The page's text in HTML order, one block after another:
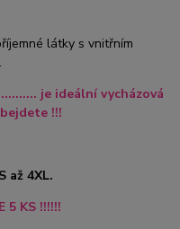
látky s vnitřním
je ideální vycházová
!!!
až 4XL.
5 KS !!!!!!